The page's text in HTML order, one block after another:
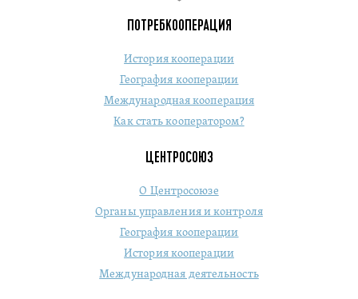
ПОТРЕБКООПЕРАЦИЯ
История кооперации
География кооперации
Международная кооперация
Как стать кооператором?
ЦЕНТРОСОЮЗ
О Центросоюзе
Органы управления и контроля
География кооперации
История кооперации
Международная деятельность